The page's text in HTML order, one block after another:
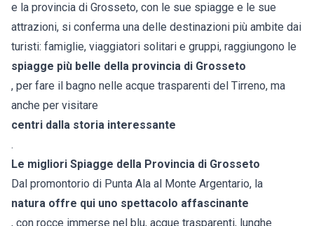
e la provincia di Grosseto, con le sue spiagge e le sue
attrazioni, si conferma una delle destinazioni più ambite dai
turisti: famiglie, viaggiatori solitari e gruppi, raggiungono le
spiagge più belle della provincia di Grosseto
, per fare il bagno nelle acque trasparenti del Tirreno, ma
anche per visitare
centri dalla storia interessante
.
Le migliori Spiagge della Provincia di Grosseto
Dal promontorio di Punta Ala al Monte Argentario, la
natura offre qui uno spettacolo affascinante
, con rocce immerse nel blu, acque trasparenti, lunghe